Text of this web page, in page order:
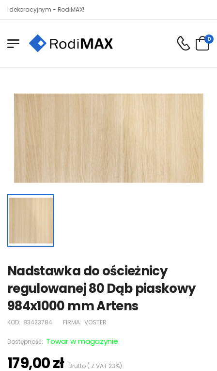
- RodiMAX!
0
Nadstawka do ościeżnicy
regulowanej 80 Dąb piaskowy
984x1000 mm Artens
KOD: 83423784 FIRMA: VOSTER
Dostępność: Towar w magazynie
179,00 zł Brutto ( Z VAT 23%)